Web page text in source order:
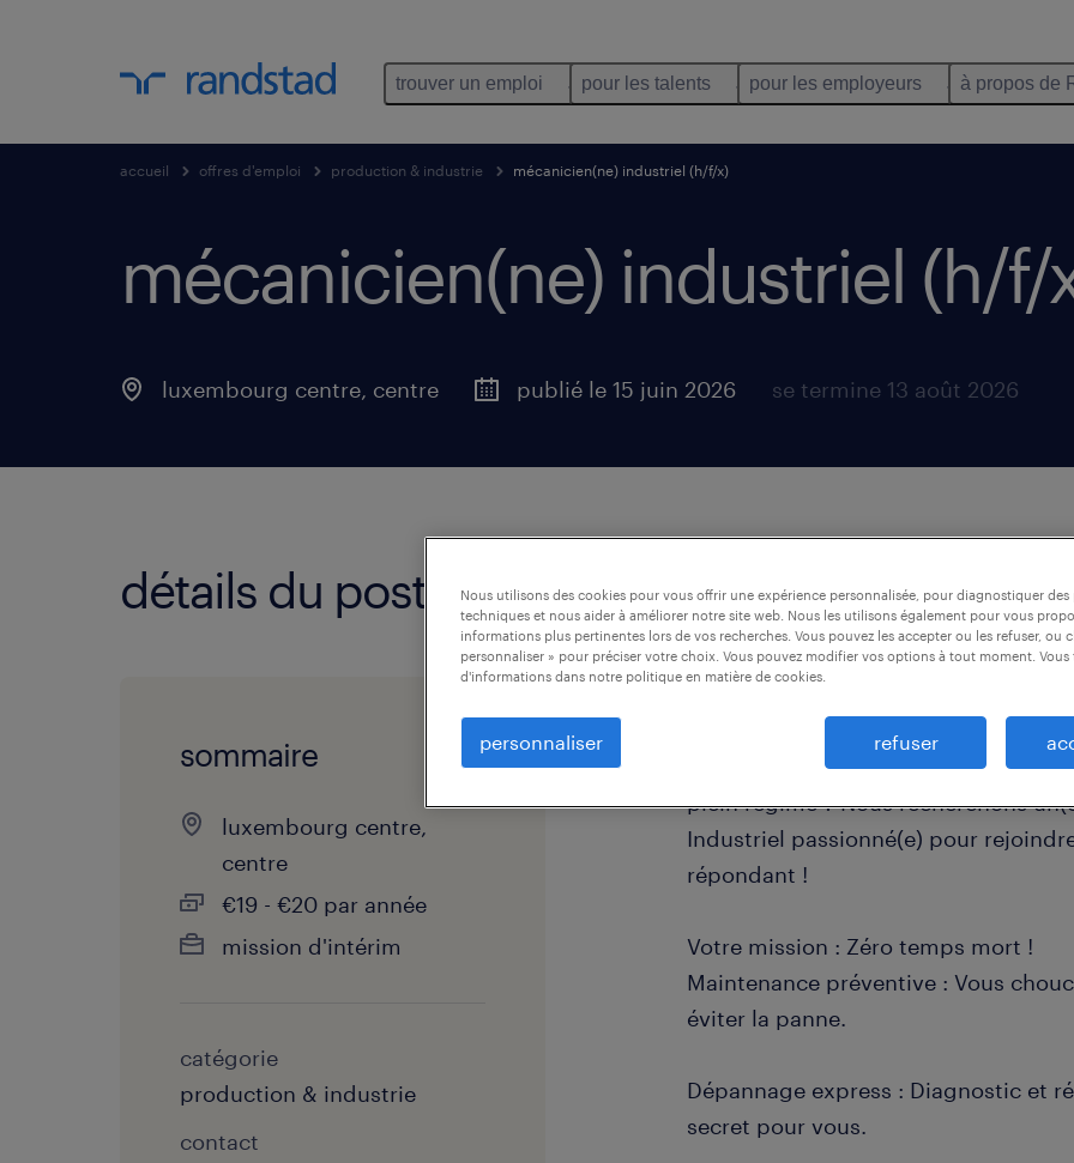
trouver un emploi pour les talents pour les employeurs à propos de
accueil offres d'emploi production & industrie mécanicien(ne) industriel (h/f/x)
mécanicien(ne) industriel (h/f/
luxembourg centre, centre publié le 15 juin 2026 se termine 13 août 2026
détails du poste
sommaire
luxembourg centre,
centre
€19 - €20 par année
mission d'intérim
catégorie
production & industrie
contact
Mécanicien(ne) Industriel : Donnez
Vous aimez quand ça bouge et que
plein régime ? Nous recherchons
Industriel passionné(e) pour
répondant !
Votre mission : Zéro temps mort !
Maintenance préventive : Vous
éviter la panne.
Dépannage express : Diagnostic et
secret pour vous.
Nous utilisons des cookies pour vous offrir une expérience personnalisée, pour diagnostiquer des
techniques et nous aider à améliorer notre site web. Nous les utilisons également pour vous
informations plus pertinentes lors de vos recherches. Vous pouvez les accepter ou les refuser, ou
personnaliser » pour préciser votre choix. Vous pouvez modifier vos options à tout moment. Vous
d'informations dans notre politique en matière de cookies.
personnaliser refuser